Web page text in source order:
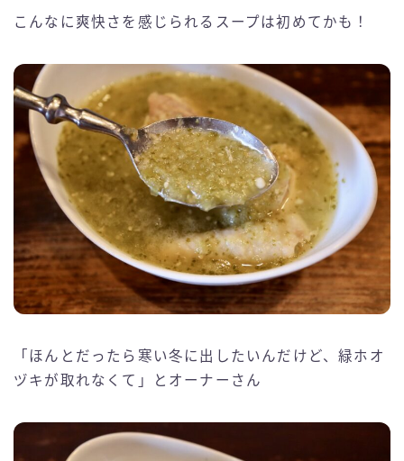
こんなに爽快さを感じられるスープは初めてかも！
「ほんとだったら寒い冬に出したいんだけど、緑ホオ
ヅキが取れなくて」とオーナーさん